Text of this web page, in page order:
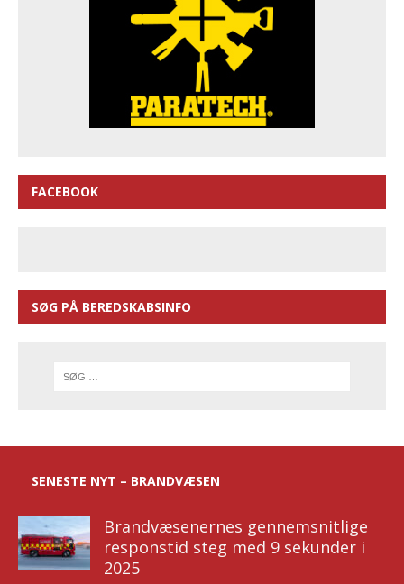
FACEBOOK
SØG PÅ BEREDSKABSINFO
SENESTE NYT – BRANDVÆSEN
Brandvæsenernes gennemsnitlige
responstid steg med 9 sekunder i
2025